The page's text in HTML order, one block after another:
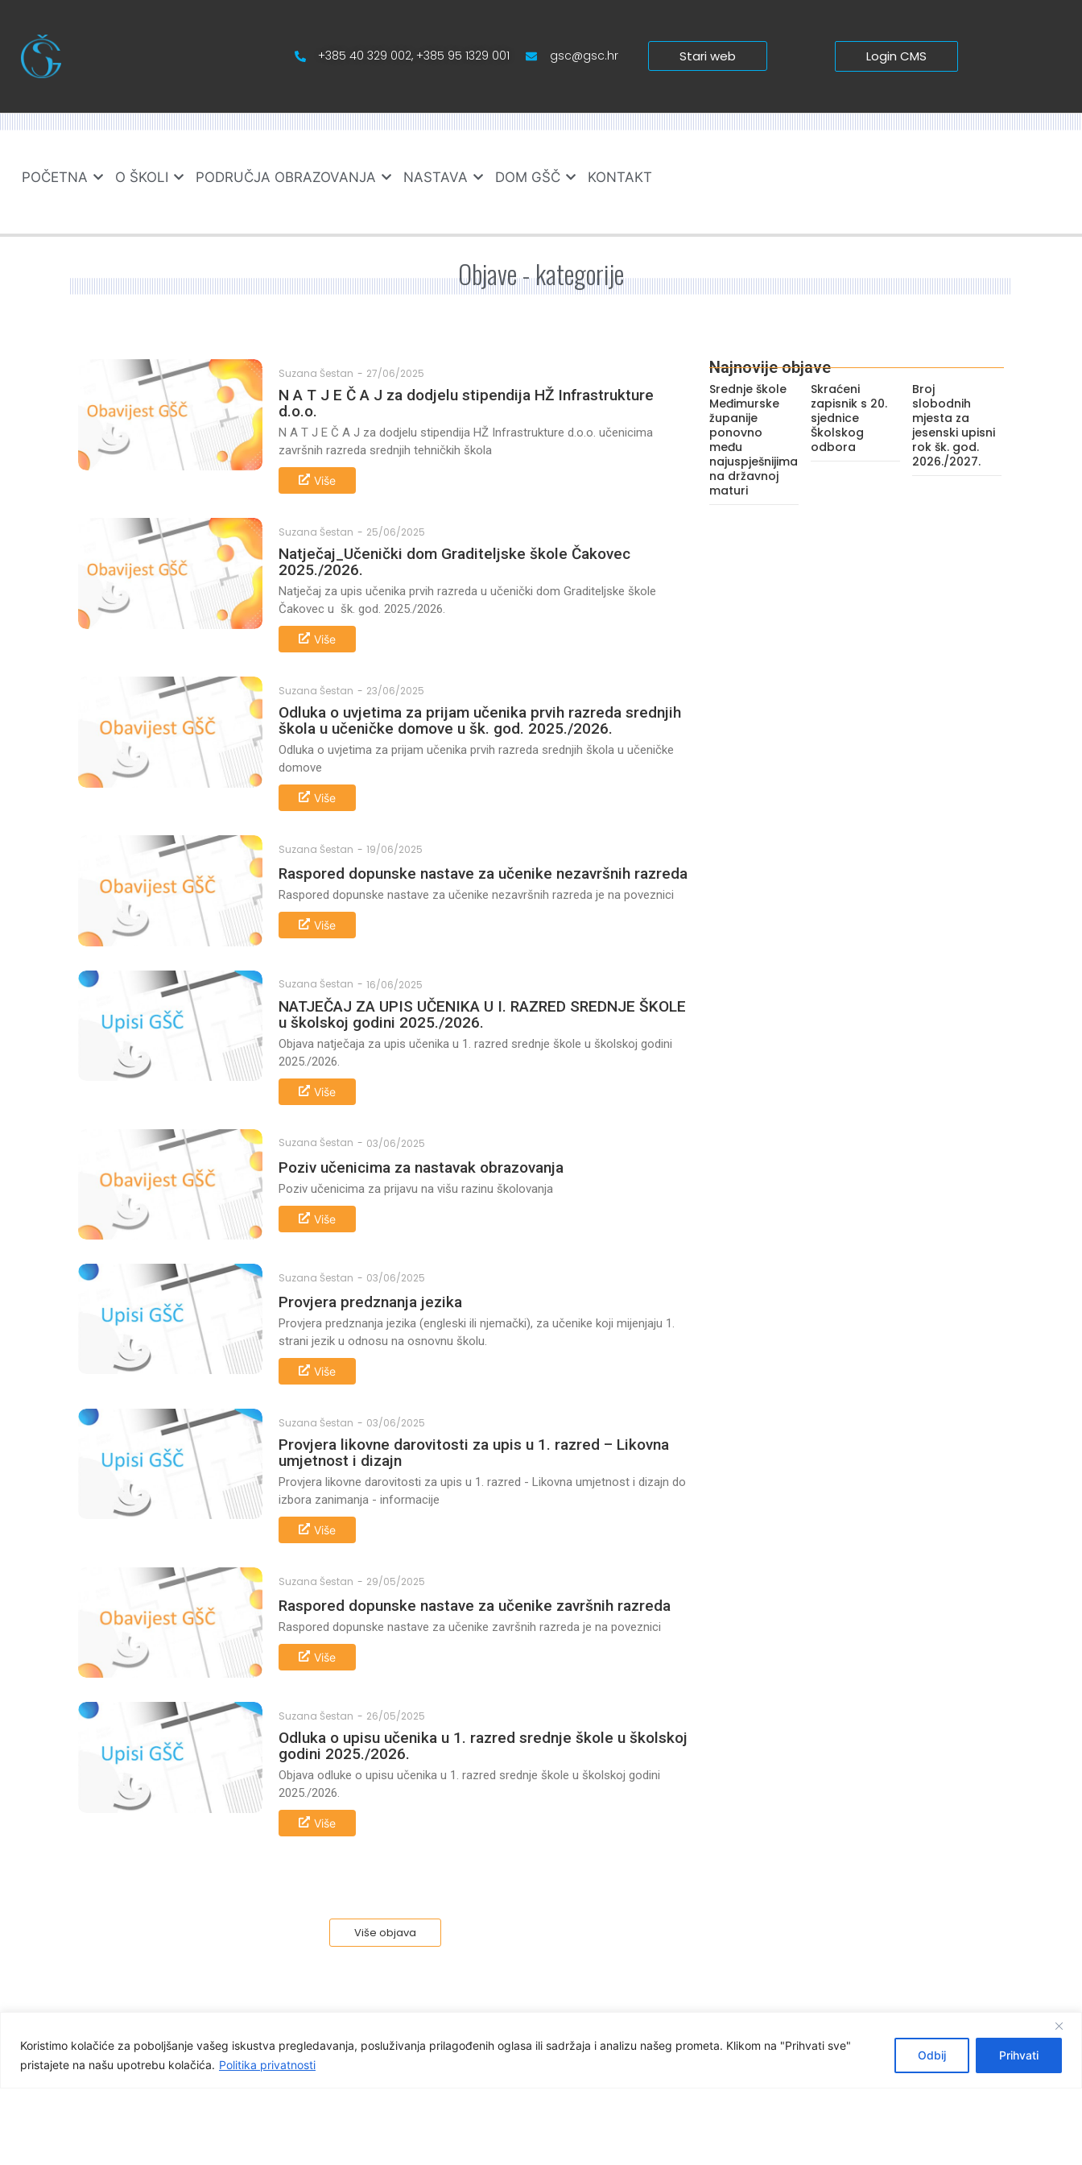
Koristimo kolačiće za poboljšanje vašeg iskustva pregledavanja, posluživanja prilagođenih oglasa ili sadržaja i analizu našeg prometa. Klikom na "Prihvati sve"
pristajete na našu upotrebu kolačića. Politika privatnosti
Odbij Prihvati
+385 40 329 002, +385 95 1329 001 gsc@gsc.hr Stari web Login CMS
POČETNA O ŠKOLI PODRUČJA OBRAZOVANJA NASTAVA DOM GŠČ KONTAKT
Objave - kategorije
Suzana Šestan - 27/06/2025
N A T J E Č A J za dodjelu stipendija HŽ Infrastrukture
d.o.o.
N A T J E Č A J za dodjelu stipendija HŽ Infrastrukture d.o.o. učenicima
završnih razreda srednjih tehničkih škola
Više
Suzana Šestan - 25/06/2025
Natječaj_Učenički dom Graditeljske škole Čakovec
2025./2026.
Natječaj za upis učenika prvih razreda u učenički dom Graditeljske škole
Čakovec u šk. god. 2025./2026.
Više
Suzana Šestan - 23/06/2025
Odluka o uvjetima za prijam učenika prvih razreda srednjih
škola u učeničke domove u šk. god. 2025./2026.
Odluka o uvjetima za prijam učenika prvih razreda srednjih škola u učeničke
domove
Više
Suzana Šestan - 19/06/2025
Raspored dopunske nastave za učenike nezavršnih razreda
Raspored dopunske nastave za učenike nezavršnih razreda je na poveznici
Više
Suzana Šestan - 16/06/2025
NATJEČAJ ZA UPIS UČENIKA U I. RAZRED SREDNJE ŠKOLE
u školskoj godini 2025./2026.
Objava natječaja za upis učenika u 1. razred srednje škole u školskoj godini
2025./2026.
Više
Suzana Šestan - 03/06/2025
Poziv učenicima za nastavak obrazovanja
Poziv učenicima za prijavu na višu razinu školovanja
Više
Suzana Šestan - 03/06/2025
Provjera predznanja jezika
Provjera predznanja jezika (engleski ili njemački), za učenike koji mijenjaju 1.
strani jezik u odnosu na osnovnu školu.
Više
Suzana Šestan - 03/06/2025
Provjera likovne darovitosti za upis u 1. razred – Likovna
umjetnost i dizajn
Provjera likovne darovitosti za upis u 1. razred - Likovna umjetnost i dizajn do
izbora zanimanja - informacije
Više
Suzana Šestan - 29/05/2025
Raspored dopunske nastave za učenike završnih razreda
Raspored dopunske nastave za učenike završnih razreda je na poveznici
Više
Suzana Šestan - 26/05/2025
Odluka o upisu učenika u 1. razred srednje škole u školskoj
godini 2025./2026.
Objava odluke o upisu učenika u 1. razred srednje škole u školskoj godini
2025./2026.
Više
Više objava
Najnovije objave
Srednje škole
Međimurske
županije
ponovno
među
najuspješnijima
na državnoj
maturi
Skraćeni
zapisnik s 20.
sjednice
Školskog
odbora
Broj
slobodnih
mjesta za
jesenski upisni
rok šk. god.
2026./2027.